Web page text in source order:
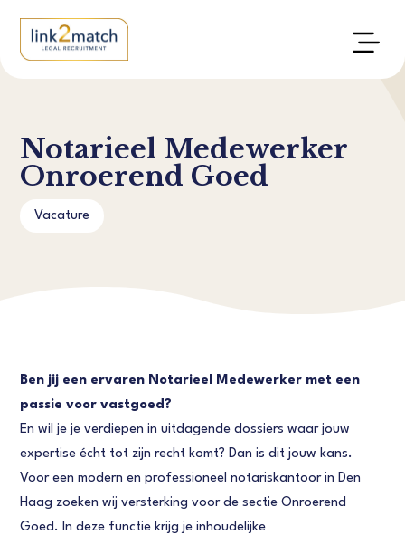
Notarieel Medewerker
Onroerend Goed
Vacature
Ben jij een ervaren Notarieel Medewerker met een
passie voor vastgoed?
En wil je je verdiepen in uitdagende dossiers waar jouw
expertise écht tot zijn recht komt? Dan is dit jouw kans.
Voor een modern en professioneel notariskantoor in Den
Haag zoeken wij versterking voor de sectie Onroerend
Goed. In deze functie krijg je inhoudelijke